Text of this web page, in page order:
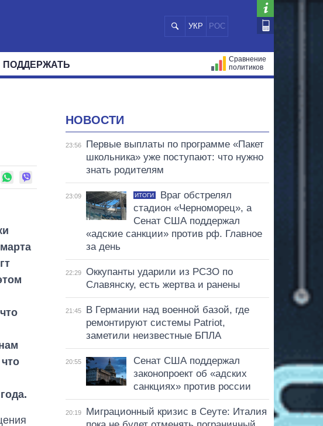
УКР РОС
ПОДДЕРЖАТЬ
Сравнение
политиков
НОВОСТИ
23:56
Первые выплаты по программе «Пакет
школьника» уже поступают: что нужно
знать родителям
23:09 ИТОГИ
Враг обстрелял
стадион «Черноморец», а
Сенат США поддержал
«адские санкции» против рф. Главное
за день
22:29
Оккупанты ударили из РСЗО по
Славянску, есть жертва и ранены
21:45
В Германии над военной базой, где
ремонтируют системы Patriot,
заметили неизвестные БПЛА
20:55
Сенат США поддержал
законопроект об «адских
санкциях» против россии
20:19
Миграционный кризис в Сеуте: Италия